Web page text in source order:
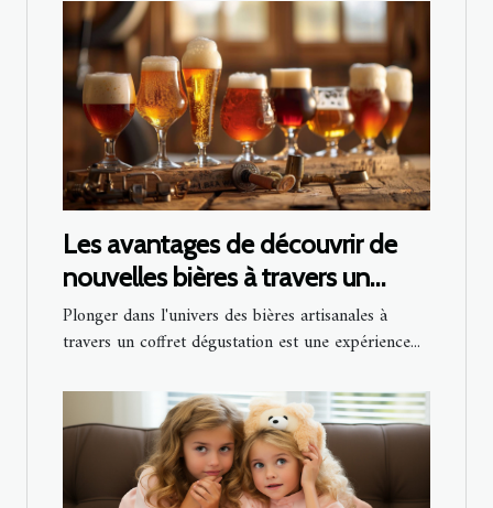
Les avantages de découvrir de
nouvelles bières à travers un
coffret dégustation
Plonger dans l'univers des bières artisanales à
travers un coffret dégustation est une expérience...